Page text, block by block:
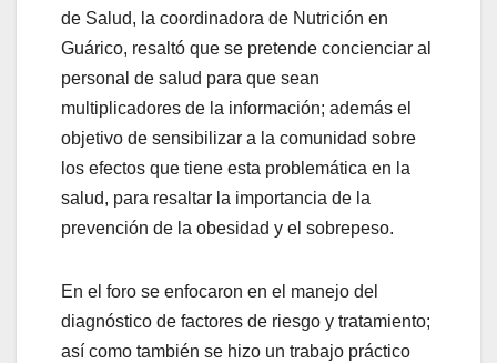
de Salud, la coordinadora de Nutrición en
Guárico, resaltó que se pretende concienciar al
personal de salud para que sean
multiplicadores de la información; además el
objetivo de sensibilizar a la comunidad sobre
los efectos que tiene esta problemática en la
salud, para resaltar la importancia de la
prevención de la obesidad y el sobrepeso.
En el foro se enfocaron en el manejo del
diagnóstico de factores de riesgo y tratamiento;
así como también se hizo un trabajo práctico